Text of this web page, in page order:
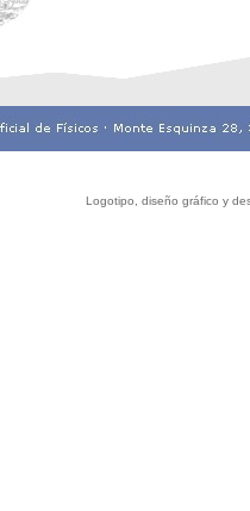
Logotipo, diseño gráfico y